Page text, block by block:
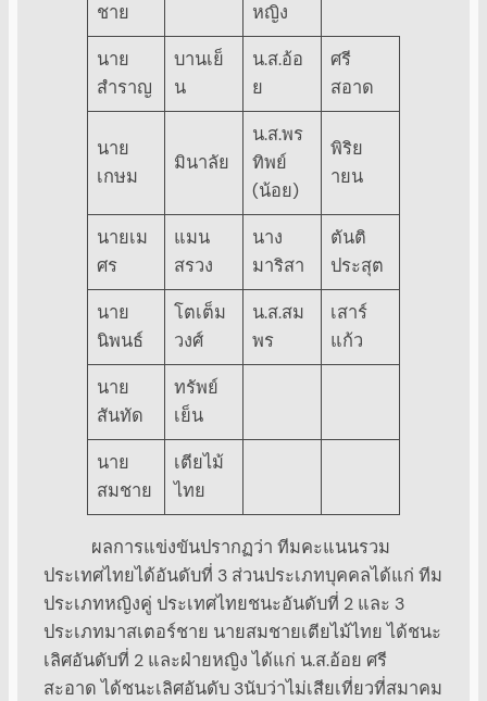
ชาย
หญิง
นาย
สำราญ
บานเย็
น
น.ส.อ้อ
ย
ศรี
สอาด
นาย
เกษม
มินาลัย
น.ส.พร
ทิพย์
(น้อย)
พิริย
ายน
นายเม
ศร
แมน
สรวง
นาง
มาริสา
ตันติ
ประสุต
นาย
นิพนธ์
โตเต็ม
วงศ์
น.ส.สม
พร
เสาร์
แก้ว
นาย
สันทัด
ทรัพย์
เย็น
นาย
สมชาย
เตียไม้
ไทย
ผลการแข่งขันปรากฏว่า ทีมคะแนนรวม
ประเทศไทยได้อันดับที่ 3 ส่วนประเภทบุคคลได้แก่ ทีม
ประเภทหญิงคู่ ประเทศไทยชนะอันดับที่ 2 และ 3
ประเภทมาสเตอร์ชาย นายสมชายเตียไม้ไทย ได้ชนะ
เลิศอันดับที่ 2 และฝ่ายหญิง ได้แก่ น.ส.อ้อย ศรี
สะอาด ได้ชนะเลิศอันดับ 3นับว่าไม่เสียเที่ยวที่สมาคม